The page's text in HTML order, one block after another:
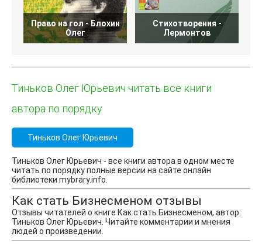
Право на гол - Блохин
Олег
Стихотворения -
Лермонтов
Тиньков Олег Юрьевич читать все книги
автора по порядку
Тиньков Олег Юрьевич
Тиньков Олег Юрьевич - все книги автора в одном месте
читать по порядку полные версии на сайте онлайн
библиотеки mybrary.info.
Как стать Бизнесменом отзывы
Отзывы читателей о книге Как стать Бизнесменом, автор:
Тиньков Олег Юрьевич. Читайте комментарии и мнения
людей о произведении.